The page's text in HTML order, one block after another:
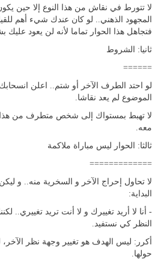
لا تتورط في نقاش من هذا النوع إلا حين
المجهود الذهني.. لو كان عندك شيء أهم
فتجاهل هذا الحوار تماما لأنه لن يعود عليك
ثانيا: الشروط
======
لو احتد الطرف الآخر أو شتم.. اعلن
الموضوع لم يعد نقاشا.
لا تهبط بمستواك إلى شخص متطرف من هذا
معه.
ثالثا: الحوار ليس مباراة ملاكمة
=============
لا تحاول إحراج الآخر و السخرية منه.. و
البداية:
- أنا لا أريد تغييرك و لا أنت تريد تغييري..
النظر كي نستفيد.
أكرر: ليس الهدف هو تغيير وجهة نظر الآخر،
حولها.